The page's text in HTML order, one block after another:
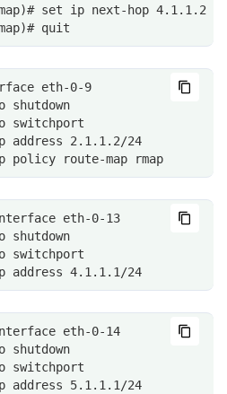
set ip next-hop 4.1.1.2
quit
eth-0-9
switchport
address 2.1.1.2/24
route-map rmap
eth-0-13
switchport
address 4.1.1.1/24
eth-0-14
switchport
address 5.1.1.1/24